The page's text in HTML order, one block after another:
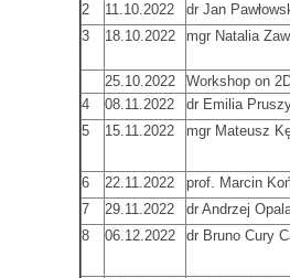
2
11.10.2022 dr Jan
3 18.10.2022 mgr Natalia
25.10.2022
Workshop on
4
08.11.2022 dr Emilia
5 15.11.2022 mgr Mateusz
6 22.11.2022 prof. Marcin
7 29.11.2022 dr Andrzej
8 06.12.2022 dr Bruno Cury